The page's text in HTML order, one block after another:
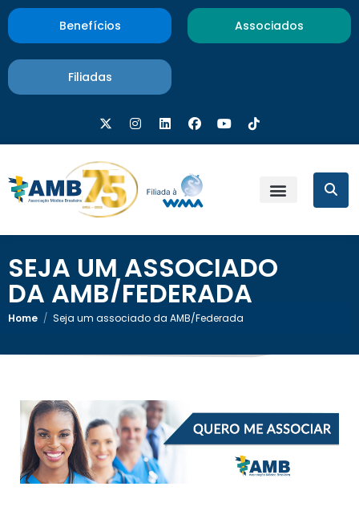
Benefícios Associados
Filiadas
SEJA UM ASSOCIADO
DA AMB/FEDERADA
Home / Seja um associado da AMB/Federada